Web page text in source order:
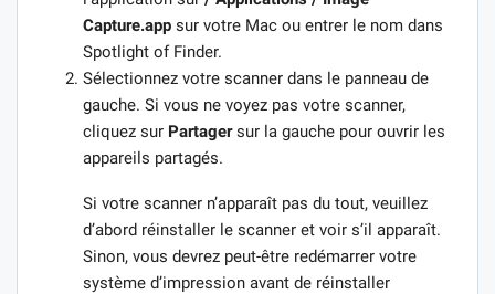
Capture.app sur votre Mac ou entrer le nom dans
Spotlight of Finder.
Sélectionnez votre scanner dans le panneau de
gauche. Si vous ne voyez pas votre scanner,
cliquez sur Partagersur la gauche pour ouvrir les
appareils partagés.
Si votre scanner n’apparaît pas du tout, veuillez
d’abord réinstaller le scanner et voir s’il apparaît.
Sinon, vous devrez peut-être redémarrer votre
système d’impression avant de réinstaller